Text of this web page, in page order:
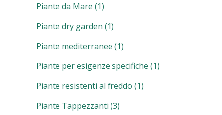
Piante da Mare (1)
Piante dry garden (1)
Piante mediterranee (1)
Piante per esigenze specifiche (1)
Piante resistenti al freddo (1)
Piante Tappezzanti (3)